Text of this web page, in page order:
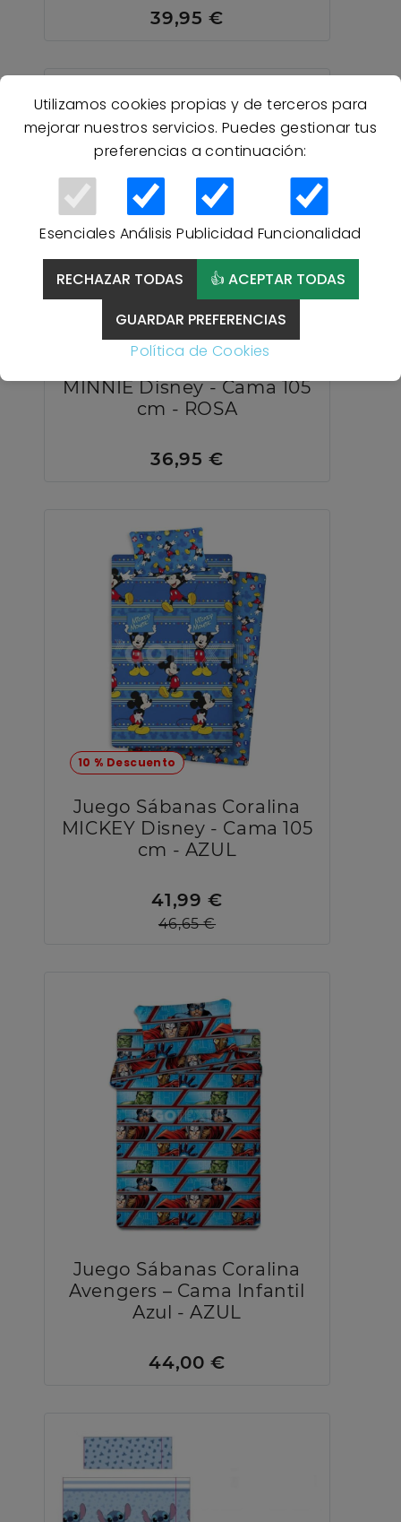
Utilizamos cookies propias y de terceros para
mejorar nuestros servicios. Puedes gestionar tus
preferencias a continuación:
Esenciales Análisis Publicidad Funcionalidad
RECHAZAR TODAS
👍 ACEPTAR TODAS
GUARDAR PREFERENCIAS
Política de Cookies
39,95 €
MINNIE Disney - Cama 105
cm - ROSA
36,95 €
10 % Descuento
Juego Sábanas Coralina
MICKEY Disney - Cama 105
cm - AZUL
41,99 €
46,65 €
Juego Sábanas Coralina
Avengers – Cama Infantil
Azul - AZUL
44,00 €